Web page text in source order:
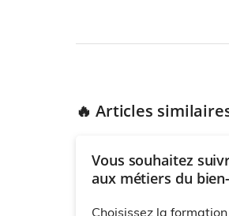
🔥 Articles
Vous souhaitez
aux métiers du
Choisissez la